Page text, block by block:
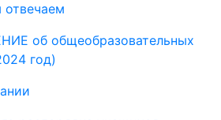
об общеобразовательных
год)